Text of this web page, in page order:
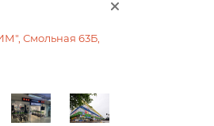
Смольная 63Б,